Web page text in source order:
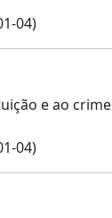
04)
e ao crime
04)